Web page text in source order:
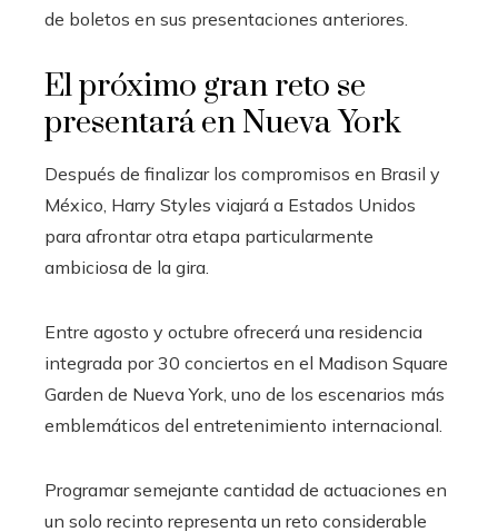
de boletos en sus presentaciones anteriores.
El próximo gran reto se
presentará en Nueva York
Después de finalizar los compromisos en Brasil y
México, Harry Styles viajará a Estados Unidos
para afrontar otra etapa particularmente
ambiciosa de la gira.
Entre agosto y octubre ofrecerá una residencia
integrada por 30 conciertos en el Madison Square
Garden de Nueva York, uno de los escenarios más
emblemáticos del entretenimiento internacional.
Programar semejante cantidad de actuaciones en
un solo recinto representa un reto considerable